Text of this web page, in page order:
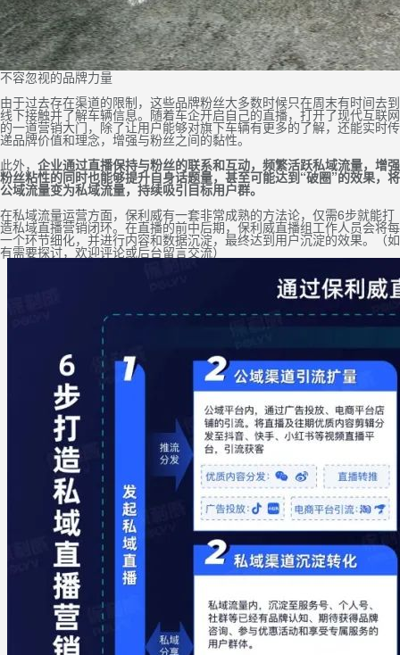
不容忽视的品牌力量
由于过去存在渠道的限制，这些品牌粉丝大多数时候只在周末有时间去到
线下接触并了解车辆信息。随着车企开启自己的直播，打开了现代互联网
的一道营销大门，除了让用户能够对旗下车辆有更多的了解，还能实时传
递品牌价值和理念，增强与粉丝之间的黏性。
此外， 企业通过直播保持与粉丝的联系和互动，频繁活跃私域流量，增强
粉丝粘性的同时也能够提升自身话题量，甚至可能达到“破圈”的效果，将
公域流量变为私域流量，持续吸引目标用户群。
在私域流量运营方面，保利威有一套非常成熟的方法论，仅需6步就能打
造私域直播营销闭环。 在直播的前中后期，保利威直播组工作人员会将每
一个环节细化，并进行内容和数据沉淀，最终达到用户沉淀的效果。（如
有需要探讨，欢迎评论或后台留言交流）